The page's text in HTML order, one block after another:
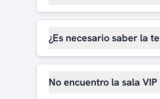
¿Es necesario saber la
No encuentro la sala